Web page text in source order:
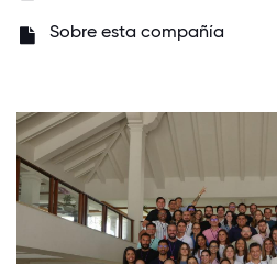
Sobre esta compañía